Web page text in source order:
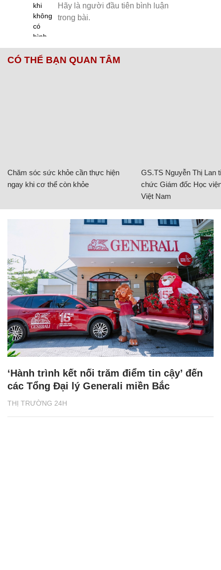
CÓ THỂ BẠN QUAN TÂM
Chăm sóc sức khỏe cần thực hiện
ngay khi cơ thể còn khỏe
GS.TS Nguyễn Thị Lan
chức Giám đốc Học
Việt Nam
THỊ TRƯỜNG 24H
‘Hành trình kết nối trăm điểm tin cậy’ đến
các Tổng Đại lý Generali miền Bắc